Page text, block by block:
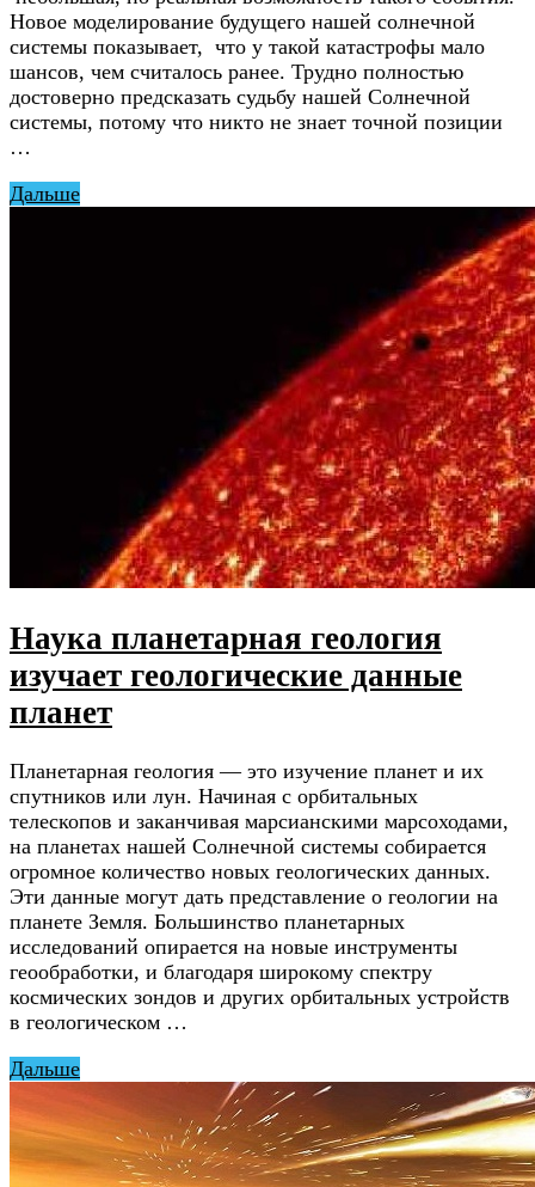
Новое моделирование будущего нашей солнечной
системы показывает, что у такой катастрофы мало
шансов, чем считалось ранее. Трудно полностью
достоверно предсказать судьбу нашей Солнечной
системы, потому что никто не знает точной позиции
…
Дальше
Наука планетарная геология
изучает геологические данные
планет
Планетарная геология — это изучение планет и их
спутников или лун. Начиная с орбитальных
телескопов и заканчивая марсианскими марсоходами,
на планетах нашей Солнечной системы собирается
огромное количество новых геологических данных.
Эти данные могут дать представление о геологии на
планете Земля. Большинство планетарных
исследований опирается на новые инструменты
геообработки, и благодаря широкому спектру
космических зондов и других орбитальных устройств
в геологическом …
Дальше